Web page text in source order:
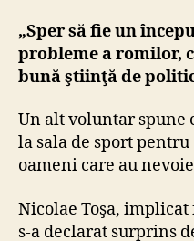
„Sper să fie un
probleme a romilor,
bună ştiinţă de
Un alt voluntar spune
la sala de sport
oameni care au
Nicolae Toşa,
s-a declarat surprins